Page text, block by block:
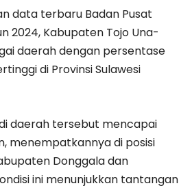
data terbaru Badan Pusat
2024, Kabupaten Tojo Una-
daerah dengan persentase
di Provinsi Sulawesi
daerah tersebut mencapai
menempatkannya di posisi
Donggala dan
ini menunjukkan tantangan